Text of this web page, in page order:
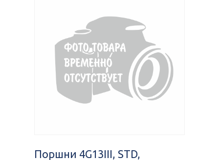
Поршни 4G13III, STD,